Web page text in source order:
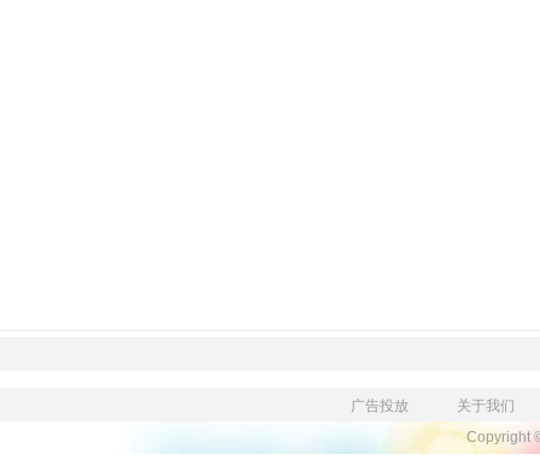
广告投放
关于我们
Copyright